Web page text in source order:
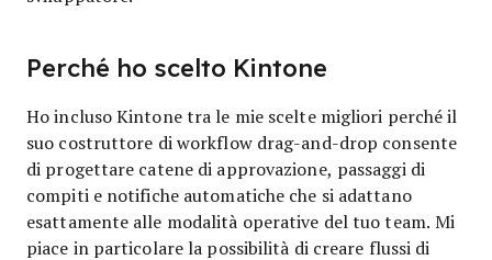
Perché ho scelto Kintone
Ho incluso Kintone tra le mie scelte migliori perché il
suo costruttore di workflow drag-and-drop consente
di progettare catene di approvazione, passaggi di
compiti e notifiche automatiche che si adattano
esattamente alle modalità operative del tuo team. Mi
piace in particolare la possibilità di creare flussi di